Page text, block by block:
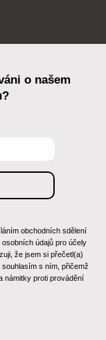
o našem
obchodních sdělení
údajů pro účely
že jsem si přečetl(a)
souhlasím s ním, přičemž
námitky proti provádění